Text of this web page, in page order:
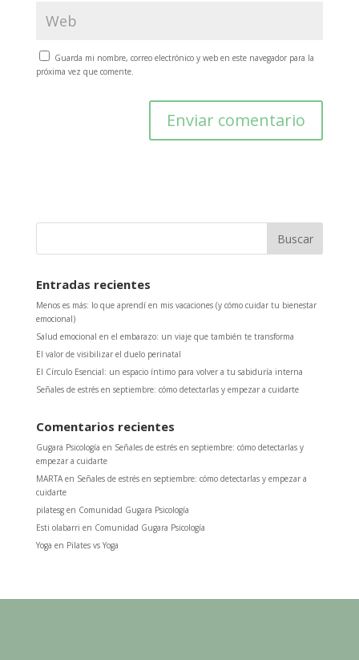
Guarda mi nombre, correo electrónico y web en este navegador para la
próxima vez que comente.
Entradas recientes
Menos es más: lo que aprendí en mis vacaciones (y cómo cuidar tu bienestar
emocional)
Salud emocional en el embarazo: un viaje que también te transforma
El valor de visibilizar el duelo perinatal
El Círculo Esencial: un espacio íntimo para volver a tu sabiduría interna
Señales de estrés en septiembre: cómo detectarlas y empezar a cuidarte
Comentarios recientes
Gugara Psicología en Señales de estrés en septiembre: cómo detectarlas y
empezar a cuidarte
MARTAen Señales de estrés en septiembre: cómo detectarlas y empezar a
cuidarte
pilatesgen Comunidad Gugara Psicología
Esti olabarri en Comunidad Gugara Psicología
Yoga en Pilates vs Yoga